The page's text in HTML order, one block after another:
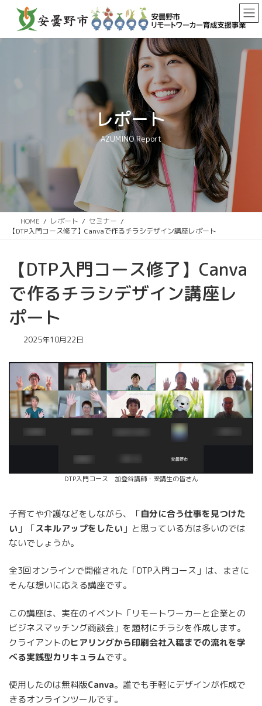
レポート
AZUMINO Report
HOME レポート
セミナー
【DTP入門コース修了】Canvaで作るチラシデザイン講座レポート
【DTP入門コース修了】Canva
で作るチラシデザイン講座レ
ポート
2025年10月22日
DTP入門コース 加登谷講師・受講生の皆さん
子育てや介護などをしながら、「自分に合う仕事を見つけた
い 」「スキルアップをしたい 」と思っている方は多いのでは
ないでしょうか。
全3回オンラインで開催された「DTP入門コース」は、まさに
そんな想いに応える講座です。
この講座は、実在のイベント「リモートワーカーと企業との
ビジネスマッチング商談会」を題材にチラシを作成します。
クライアントのヒアリングから印刷会社入稿までの流れを学
べる実践型カリキュラムです。
使用したのは無料版Canva。誰でも手軽にデザインが作成で
きるオンラインツールです。